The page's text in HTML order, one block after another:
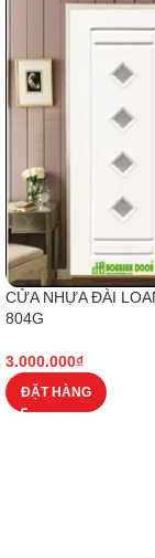
CỬA NHỰA ĐÀI
804G
3.000.000₫
ĐẶT HÀNG